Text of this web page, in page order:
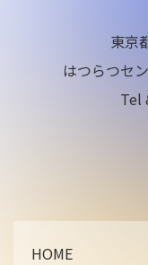
東京
はつらつセ
Tel
HOME